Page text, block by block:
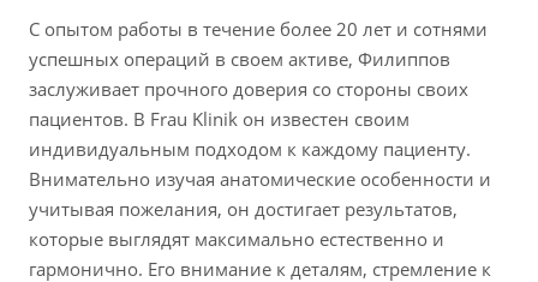
С опытом работы в течение более 20 лет и сотнями
успешных операций в своем активе, Филиппов
заслуживает прочного доверия со стороны своих
пациентов. В Frau Klinik он известен своим
индивидуальным подходом к каждому пациенту.
Внимательно изучая анатомические особенности и
учитывая пожелания, он достигает результатов,
которые выглядят максимально естественно и
гармонично. Его внимание к деталям, стремление к